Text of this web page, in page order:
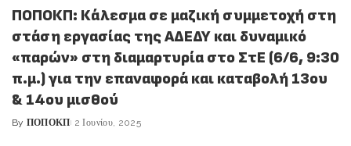
ΠΟΠΟΚΠ: Κάλεσμα σε μαζική συμμετοχή στη
στάση εργασίας της ΑΔΕΔΥ και δυναμικό
«παρών» στη διαμαρτυρία στο ΣτΕ (6/6, 9:30
π.μ.) για την επαναφορά και καταβολή 13ου
& 14ου μισθού
Posted
By ΠΟΠΟΚΠ 2 Ιουνίου, 2025